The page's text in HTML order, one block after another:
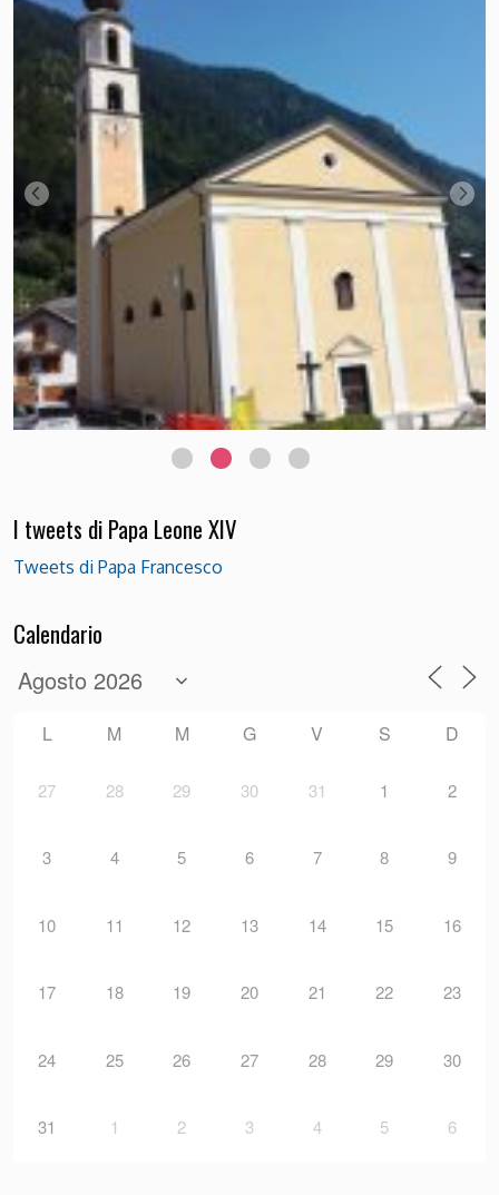
I tweets di Papa Leone XIV
Tweets di Papa Francesco
Calendario
L M M G V S D
27 28 29 30 31 1 2
3 4 5 6 7 8 9
10 11 12 13 14 15 16
17 18 19 20 21 22 23
24 25 26 27 28 29 30
31 1 2 3 4 5 6